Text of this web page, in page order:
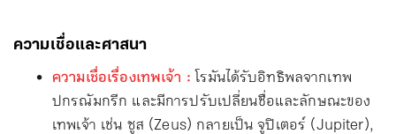
ความเชื่อและศาสนา
ความเชื่อเรื่องเทพเจ้า :โรมันได้รับอิทธิพลจากเทพ
ปกรณัมกรีก และมีการปรับเปลี่ยนชื่อและลักษณะของ
เทพเจ้า เช่น ซูส (Zeus) กลายเป็น จูปิเตอร์ (Jupiter),